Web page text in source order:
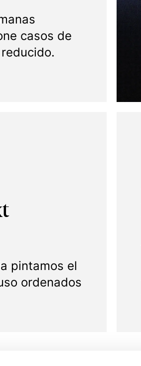
casos de
pintamos el
ordenados